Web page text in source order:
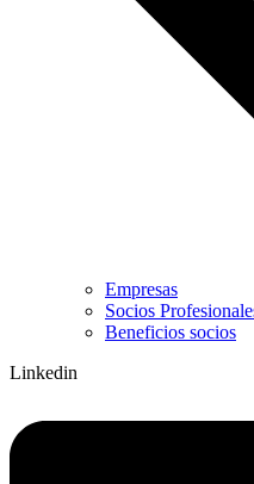
Empresas
Socios
Beneficios socios
Linkedin